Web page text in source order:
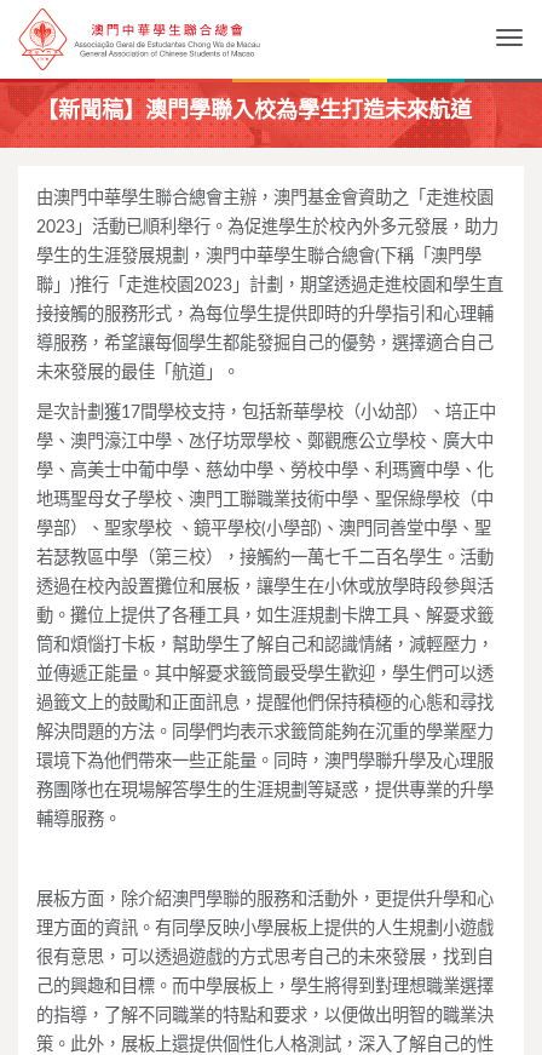
【新聞稿】澳門學聯入校為學生打造未來航道
由澳門中華學生聯合總會主辦，澳門基金會資助之「走進校園
2023」活動已順利舉行。為促進學生於校內外多元發展，助力
學生的生涯發展規劃，澳門中華學生聯合總會(下稱「澳門學
聯」)推行「走進校園2023」計劃，期望透過走進校園和學生直
接接觸的服務形式，為每位學生提供即時的升學指引和心理輔
導服務，希望讓每個學生都能發掘自己的優勢，選擇適合自己
未來發展的最佳「航道」。
是次計劃獲17間學校支持，包括新華學校（小幼部）、培正中
學、澳門濠江中學、氹仔坊眾學校、鄭觀應公立學校、廣大中
學、高美士中葡中學、慈幼中學、勞校中學、利瑪竇中學、化
地瑪聖母女子學校、澳門工聯職業技術中學、聖保綠學校（中
學部）、聖家學校 、鏡平學校(小學部)、澳門同善堂中學、聖
若瑟教區中學（第三校），接觸約一萬七千二百名學生。活動
透過在校內設置攤位和展板，讓學生在小休或放學時段參與活
動。攤位上提供了各種工具，如生涯規劃卡牌工具、解憂求籤
筒和煩惱打卡板，幫助學生了解自己和認識情緒，減輕壓力，
並傳遞正能量。其中解憂求籤筒最受學生歡迎，學生們可以透
過籤文上的鼓勵和正面訊息，提醒他們保持積極的心態和尋找
解決問題的方法。同學們均表示求籤筒能夠在沉重的學業壓力
環境下為他們帶來一些正能量。同時，澳門學聯升學及心理服
務團隊也在現場解答學生的生涯規劃等疑惑，提供專業的升學
輔導服務。
展板方面，除介紹澳門學聯的服務和活動外，更提供升學和心
理方面的資訊。有同學反映小學展板上提供的人生規劃小遊戲
很有意思，可以透過遊戲的方式思考自己的未來發展，找到自
己的興趣和目標。而中學展板上，學生將得到對理想職業選擇
的指導，了解不同職業的特點和要求，以便做出明智的職業決
策。此外，展板上還提供個性化人格測試，深入了解自己的性